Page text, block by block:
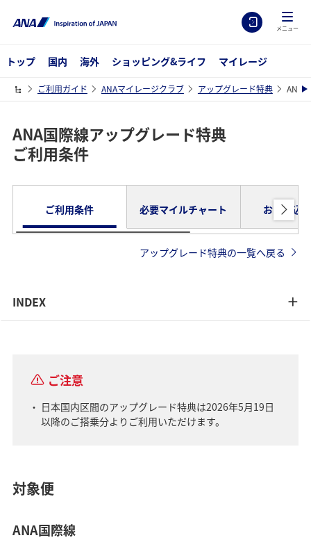
メニュー
トップ 国内 海外 ショッピング&ライフ マイレージ
ご利用ガイド ANAマイレージクラブ アップグレード特典 ANA
ANA国際線アップグレード特典
ご利用条件
ご利用条件 必要マイルチャート お申し込
アップグレード特典の一覧へ戻る
INDEX
ご注意
日本国内区間のアップグレード特典は2026年5月19日
以降のご搭乗分よりご利用いただけます。
対象便
ANA国際線